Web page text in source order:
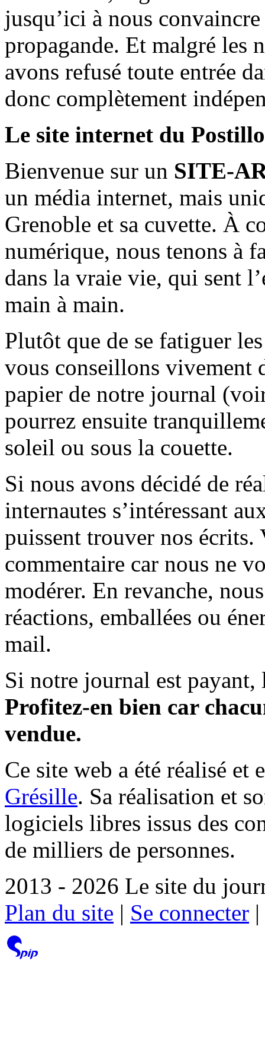
jusqu’ici à nous
propagande. Et malgré les
avons refusé toute entrée
donc complètement
Le site internet du
Bienvenue sur un SITE-
un média internet, mais
Grenoble et sa cuvette. À
numérique, nous tenons à
dans la vraie vie, qui sent
main à main.
Plutôt que de se fatiguer
vous conseillons vivement
papier de notre journal
pourrez ensuite
soleil ou sous la couette.
Si nous avons décidé de
internautes s’intéressant
puissent trouver nos écrits.
commentaire car nous ne
modérer. En revanche,
réactions, emballées ou
mail.
Si notre journal est payant,
Profitez-en bien car
vendue.
Ce site web a été réalisé et
Grésille. Sa réalisation et
logiciels libres issus des
de milliers de personnes.
2013 - 2026 Le site du
Plan du site | Se connecter |